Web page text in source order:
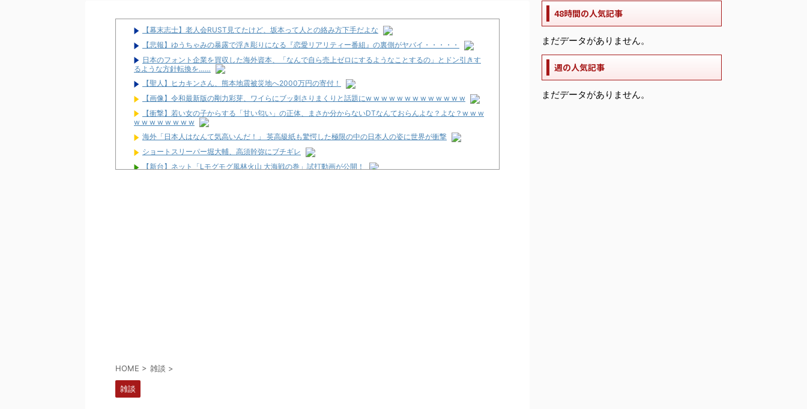
【幕末志士】老人会RUST見てたけど、坂本って人との絡み方下手だよな
【悲報】ゆうちゃみの暴露で浮き彫りになる『恋愛リアリティー番組』の裏側がヤバイ・・・・・
日本のフォント企業を買収した海外資本、「なんで自ら売上ゼロにするようなことするの」とドン引きす
るような方針転換を……
【聖人】ヒカキンさん、熊本地震被災地へ2000万円の寄付！
【画像】令和最新版の剛力彩芽、ワイらにブッ刺さりまくりと話題にw w w w w w w w w w w w w
【衝撃】若い女の子からする「甘い匂い」の正体、まさか分からないDTなんておらんよな？よな？w w w
w w w w w w w w
海外「日本人はなんて気高いんだ！」 英高級紙も驚愕した極限の中の日本人の姿に世界が衝撃
ショートスリーパー堀大輔、高須幹弥にブチギレ
【新台】ネット「Lモグモグ風林火山 大海戦の巻」試打動画が公開！
HOME > 雑談 >
雑談
48時間の人気記事
まだデータがありません。
週の人気記事
まだデータがありません。